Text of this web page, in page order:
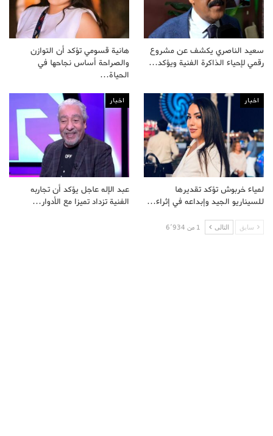
سعيد الناصري يكشف عن مشروع
رقمي لإحياء الذاكرة الفنية ويؤكد…
هانية قسومي تؤكد أن التوازن
والصراحة أساس نجاحها في
الحياة…
اخبار
لمياء خربوش تؤكد تقديرها
للسيناريو الجيد وإبداعه في إثراء…
اخبار
عبد الإله عاجل يؤكد أن تجاربه
الفنية تزداد تميزا مع الأدوار…
سابق التالى 1 من 6٬934